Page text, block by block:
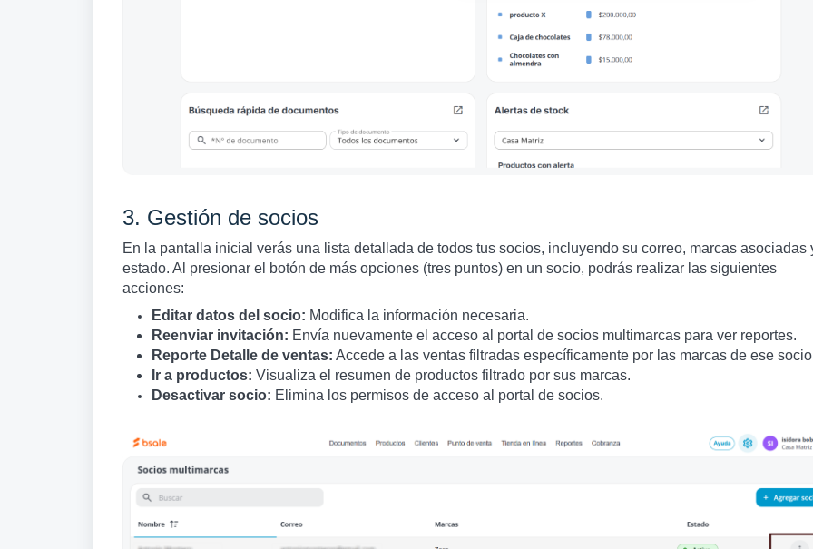
3. Gestión de socios
En la pantalla inicial verás una lista detallada de todos tus socios, incluyendo su correo, marcas asociadas
estado. Al presionar el botón de más opciones (tres puntos) en un socio, podrás realizar las siguientes
acciones:
Editar datos del socio: Modifica la información necesaria.
Reenviar invitación: Envía nuevamente el acceso al portal de socios multimarcas para ver reportes.
Reporte Detalle de ventas: Accede a las ventas filtradas específicamente por las marcas de ese
Ir a productos: Visualiza el resumen de productos filtrado por sus marcas.
Desactivar socio: Elimina los permisos de acceso al portal de socios.